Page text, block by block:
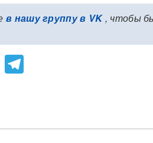
в нашу группу в VK, чтобы
Viber